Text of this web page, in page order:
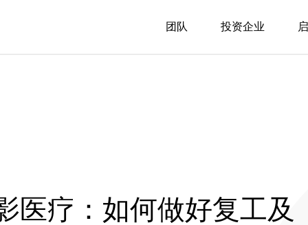
团队 投资企业
医疗：如何做好复工及